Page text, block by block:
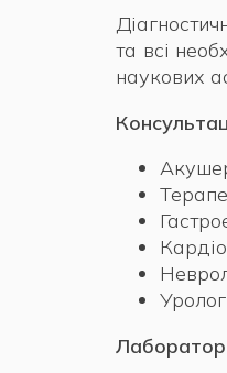
та всі
наукових
Уролог